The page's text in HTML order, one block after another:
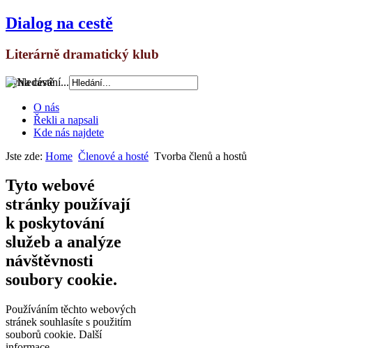
Dialog na cestě
Literárně dramatický klub
Vyhledávání...
O nás
Řekli a napsali
Kde nás najdete
Jste zde: Home Členové a hosté Tvorba členů a hostů
Tyto webové
stránky používají
k poskytování
služeb a analýze
návštěvnosti
soubory cookie.
Používáním těchto webových
stránek souhlasíte s použitím
souborů cookie. Další